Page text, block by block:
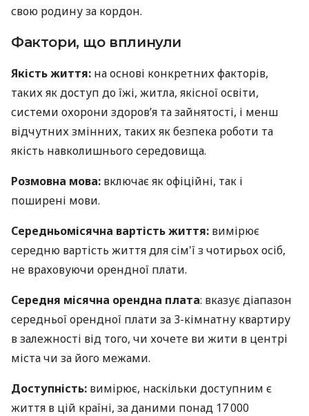
свою родину за кордон.
Фактори, що вплинули
Якість життя: на основі конкретних факторів,
таких як доступ до їжі, житла, якісної освіти,
системи охорони здоров’я та зайнятості, і менш
відчутних змінних, таких як безпека роботи та
якість навколишнього середовища.
Розмовна мова: включає як офіційні, так і
поширені мови.
Середньомісячна вартість життя: вимірює
середню вартість життя для сім'ї з чотирьох осіб,
не враховуючи орендної плати.
Середня місячна орендна плата: вказує діапазон
середньої орендної плати за 3-кімнатну квартиру
в залежності від того, чи хочете ви жити в центрі
міста чи за його межами.
Доступність: вимірює, наскільки доступним є
життя в цій країні, за даними понад 17 000